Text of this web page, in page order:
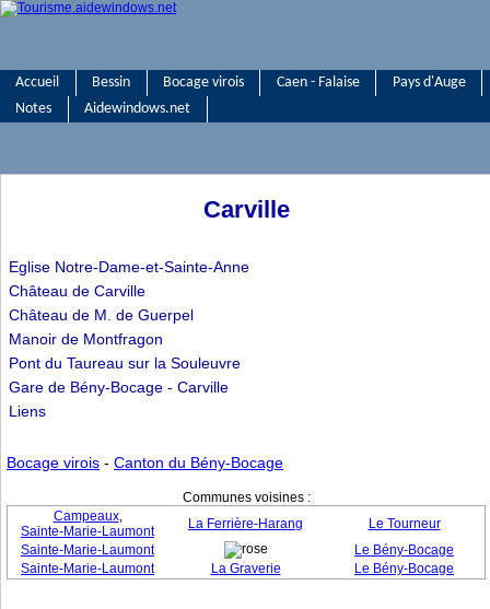
Accueil Bessin Bocage virois Caen - Falaise
Pays d'Auge
Notes
Aidewindows.net
Carville
Eglise Notre-Dame-et-Sainte-Anne
Château de Carville
Château de M. de Guerpel
Manoir de Montfragon
Pont du Taureau sur la Souleuvre
Gare de Bény-Bocage - Carville
Liens
Bocage virois - Canton du Bény-Bocage
Communes voisines :
Campeaux,
Sainte-Marie-Laumont
La Ferrière-Harang
Le Tourneur
Sainte-Marie-Laumont
Le Bény-Bocage
Sainte-Marie-Laumont
La Graverie Le Bény-Bocage